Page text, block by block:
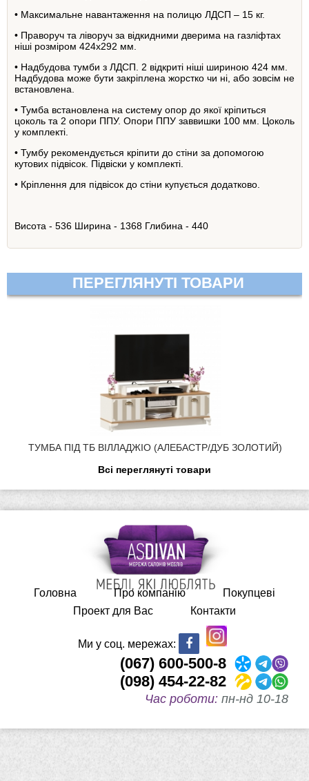
• Максимальне навантаження на полицю ЛДСП – 15 кг.
• Праворуч та ліворуч за відкидними дверима на газліфтах
ніші розміром 424х292 мм.
• Надбудова тумби з ЛДСП. 2 відкриті ніші шириною 424 мм.
Надбудова може бути закріплена жорстко чи ні, або зовсім не
встановлена.
• Тумба встановлена ​​на систему опор до якої кріпиться
цоколь та 2 опори ППУ. Опори ППУ заввишки 100 мм. Цоколь
у комплекті.
• Тумбу рекомендується кріпити до стіни за допомогою
кутових підвісок. Підвіски у комплекті.
• Кріплення для підвісок до стіни купується додатково.
Висота - 536 Ширина - 1368 Глибина - 440
ПЕРЕГЛЯНУТІ ТОВАРИ
ТУМБА ПІД ТБ ВІЛЛАДЖІО (АЛЕБАСТР/ДУБ ЗОЛОТИЙ)
Всі переглянуті товари
Головна Про компанію
Покупцеві
Проект для Вас
Контакти
Ми у соц. мережах:
(067) 600-500-8
(098) 454-22-82
Час роботи: пн-нд 10-18